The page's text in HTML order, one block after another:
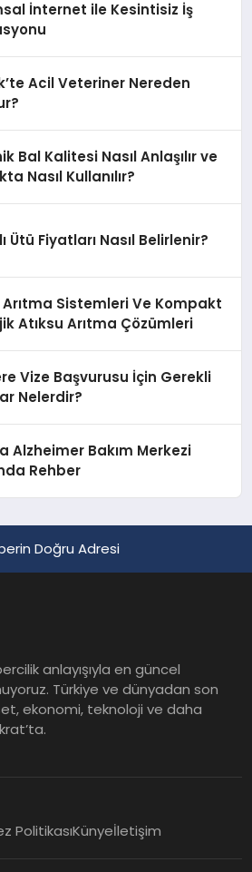
İnternet ile Kesintisiz İş
Acil Veteriner Nereden
Bal Kalitesi Nasıl Anlaşılır ve
Nasıl Kullanılır?
Ütü Fiyatları Nasıl Belirlenir?
Sistemleri Ve Kompakt
Atıksu Arıtma Çözümleri
Vize Başvurusu İçin Gerekli
Nelerdir?
Alzheimer Bakım Merkezi
Rehber
Doğru Adresi
anlayışıyla en güncel
Türkiye ve dünyadan son
ekonomi, teknoloji ve daha
PolitikasıKünyeİletişim